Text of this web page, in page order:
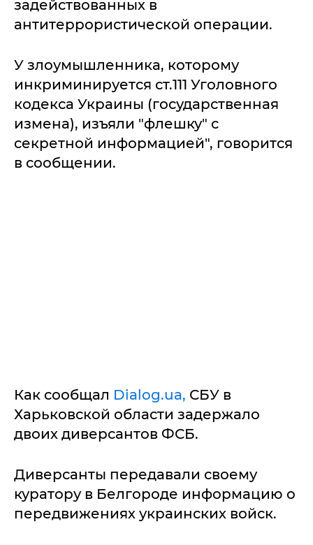
задействованных в
антитеррористической операции.
У злоумышленника, которому
инкриминируется ст.111 Уголовного
кодекса Украины (государственная
измена), изъяли "флешку" с
секретной информацией", говорится
в сообщении.
Как сообщал Dialog.ua, СБУ в
Харьковской области задержало
двоих диверсантов ФСБ.
Диверсанты передавали своему
куратору в Белгороде информацию о
передвижениях украинских войск.